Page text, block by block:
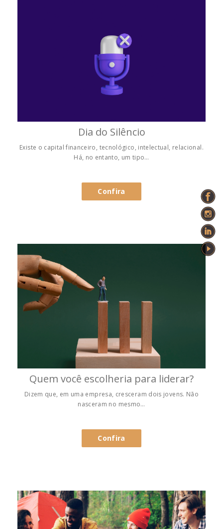
Dia do Silêncio
Existe o capital financeiro, tecnológico, intelectual, relacional.
Há, no entanto, um tipo…
Confira
Quem você escolheria para liderar?
Dizem que, em uma empresa, cresceram dois jovens. Não
nasceram no mesmo…
Confira